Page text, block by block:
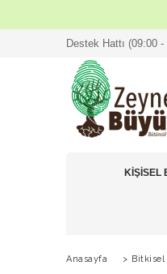
Destek Hattı (09:00
KIŞISEL
Anasayfa >